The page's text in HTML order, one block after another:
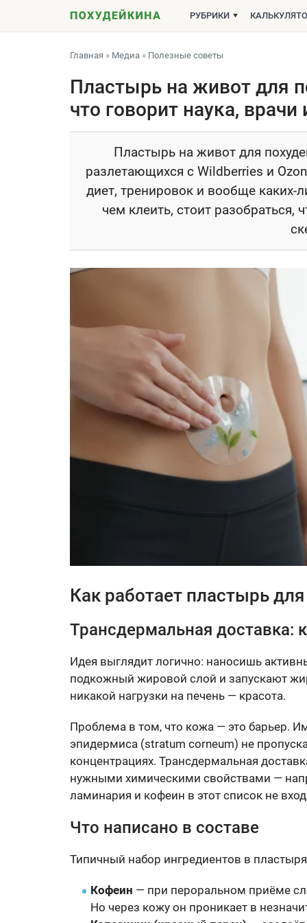
РУБРИКИ
Главная » Медиа » Полезные советы
Пластырь на живот для
что говорит наука,
Пластырь на живот для
разлетающихся с Wildberries и
диет, тренировок и вообще
чем клеить, стоит разобраться,
Как работает пластырь
Трансдермальная доставка:
Идея выглядит логично: наносишь
подкожный жировой слой и запускают
никакой нагрузки на печень — красота.
Проблема в том, что кожа — это барьер.
эпидермиса (stratum corneum) не
концентрациях. Трансдермальная
нужными химическими свойствами —
ламинария и кофеин в этот список не
Что написано в составе
Типичный набор ингредиентов в
Кофеин — при пероральном приёме
Но через кожу он проникает в